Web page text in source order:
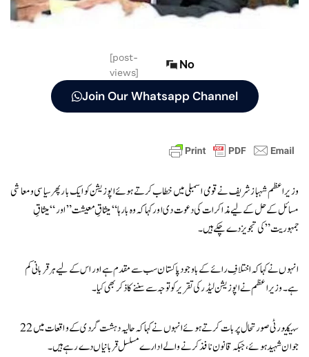
[post-
views]
No
Join Our Whatsapp Channel
وزیراعظم شہباز شریف نے قومی اسمبلی میں خطاب کرتے ہوئے اپوزیشن کو ایک بار پھر سیاسی و معاشی
مسائل کے حل کے لیے مذاکرات کی دعوت دی اور کہا کہ وہ بارہا “میثاقِ معیشت” اور “میثاقِ
جمہوریت” کی تجویز دے چکے ہیں۔
انہوں نے کہا کہ اختلافِ رائے کے باوجود پاکستان سب سے مقدم ہے اور اس کے لیے ہر قربانی کم
ہے۔ وزیراعظم نے اپوزیشن لیڈر کی تقریر کو توجہ سے سننے کا ذکر بھی کیا۔
سیکیورٹی صورتحال پر بات کرتے ہوئے انہوں نے کہا کہ حالیہ دہشت گردی کے واقعات میں 22
جوان شہید ہوئے، جبکہ قانون نافذ کرنے والے ادارے مسلسل قربانیاں دے رہے ہیں۔